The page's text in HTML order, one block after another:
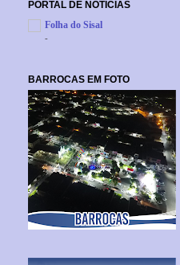
PORTAL DE NOTÍCIAS
Folha do Sisal
-
BARROCAS EM FOTO